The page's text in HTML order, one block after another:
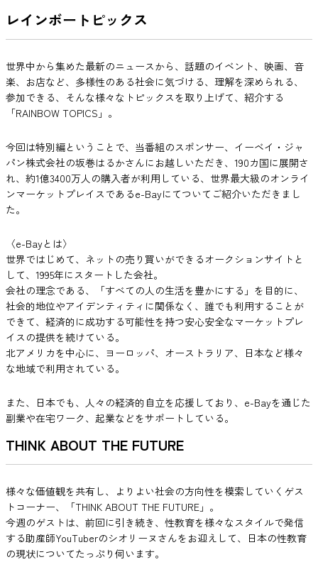
レインボートピックス
世界中から集めた最新のニュースから、話題のイベント、映画、音
楽、お店など、多様性のある社会に気づける、理解を深められる、
参加できる、そんな様々なトピックスを取り上げて、紹介する
「RAINBOW TOPICS」。
今回は特別編ということで、当番組のスポンサー、イーベイ・ジャ
パン株式会社の坂巻はるかさんにお越しいただき、190カ国に展開さ
れ、約1億3400万人の購入者が利用している、世界最大級のオンライ
ンマーケットプレイスであるe-Bayにてついてご紹介いただきまし
た。
〈e-Bayとは〉
世界ではじめて、ネットの売り買いができるオークションサイトと
して、1995年にスタートした会社。
会社の理念である、「すべての人の生活を豊かにする」を目的に、
社会的地位やアイデンティティに関係なく、誰でも利用することが
できて、経済的に成功する可能性を持つ安心安全なマーケットプレ
イスの提供を続けている。
北アメリカを中心に、ヨーロッパ、オーストラリア、日本など様々
な地域で利用されている。
また、日本でも、人々の経済的自立を応援しており、e-Bayを通じた
副業や在宅ワーク、起業などをサポートしている。
THINK ABOUT THE FUTURE
様々な価値観を共有し、よりよい社会の方向性を模索していくゲス
トコーナー、「THINK ABOUT THE FUTURE」。
今週のゲストは、前回に引き続き、性教育を様々なスタイルで発信
する助産師YouTuberのシオリーヌさんをお迎えして、日本の性教育
の現状についてたっぷり伺います。